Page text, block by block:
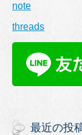
note
threads
最近の投